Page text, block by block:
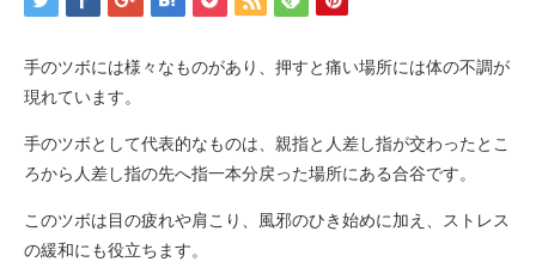
手のツボには様々なものがあり、押すと痛い場所には体の不調が
現れています。
手のツボとして代表的なものは、親指と人差し指が交わったとこ
ろから人差し指の先へ指一本分戻った場所にある合谷です。
このツボは目の疲れや肩こり、風邪のひき始めに加え、ストレス
の緩和にも役立ちます。